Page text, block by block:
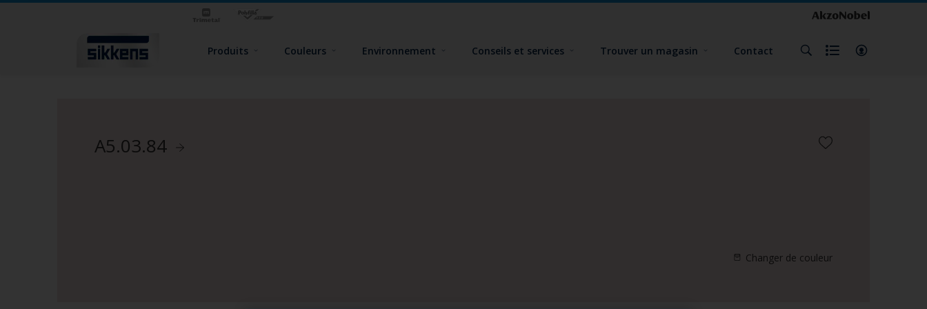
Produits Couleurs Environnement Conseils et services Trouver un magasin Contact
A5.03.84
Changer de couleur